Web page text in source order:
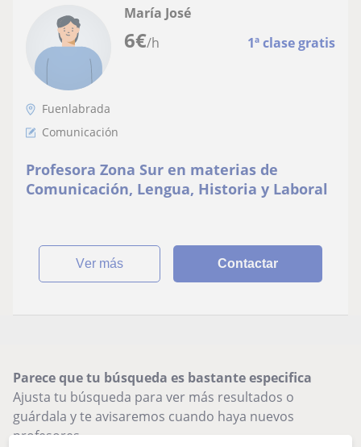
6€/h 1ª clase gratis
María José
Fuenlabrada
Comunicación
Profesora Zona Sur en materias de
Comunicación, Lengua, Historia y Laboral
ver más Contactar
Parece que tu búsqueda es bastante especifica
Ajusta tu búsqueda para ver más resultados o
guárdala y te avisaremos cuando haya nuevos
profesores